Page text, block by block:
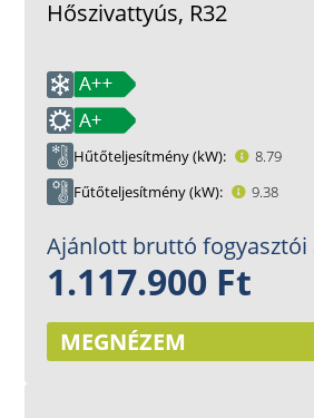
Hőszivattyús, R32
Hűtőteljesítmény (kW)
8.79
Fűtőteljesítmény (kW)
9.38
Ajánlott bruttó fogyasztói
1.117.900 Ft
MEGNÉZEM